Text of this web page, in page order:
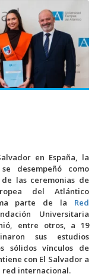
en España, la
desempeñó como
las ceremonias de
del Atlántico
parte de la Red
Universitaria
entre otros, a 19
sus estudios
sólidos vínculos de
con El Salvador a
red internacional.